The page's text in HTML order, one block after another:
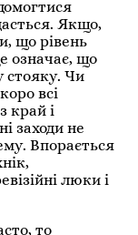
Якщо,
що рівень
означає, що
стояку. Чи
всі
край і
заходи не
Впорається
люки і
то